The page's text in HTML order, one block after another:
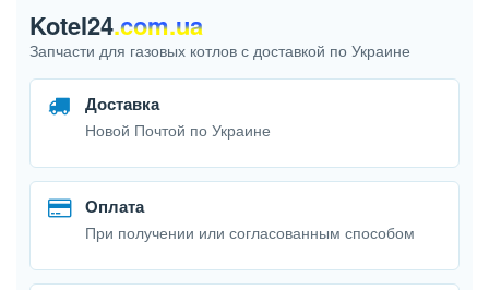
Kotel24.com.ua
Запчасти для газовых котлов с доставкой по Украине
Доставка
Новой Почтой по Украине
Оплата
При получении или согласованным способом